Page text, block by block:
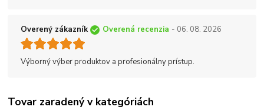
Overený zákazník Overená recenzia - 06. 08. 2026
Výborný výber produktov a profesionálny prístup.
Tovar zaradený v kategóriách